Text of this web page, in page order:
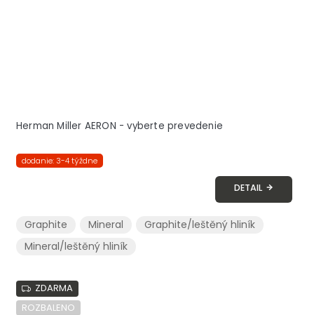
Herman Miller AERON - vyberte prevedenie
dodanie: 3-4 týždne
DETAIL
Graphite Mineral
Graphite/leštěný hliník
Mineral/leštěný hliník
ZDARMA
ROZBALENO